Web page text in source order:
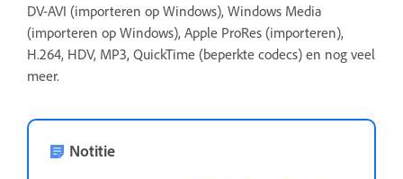
DV-AVI (importeren op Windows), Windows Media
(importeren op Windows), Apple ProRes (importeren),
H.264, HDV, MP3, QuickTime (beperkte codecs) en nog veel
meer.
Notitie